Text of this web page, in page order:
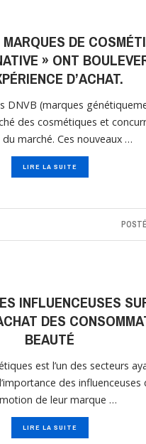
DE
» ONT
D’ACHAT.
DNVB (marques
des cosmétiques et
marché. Ces nouveaux …
LIRE LA SUITE
INFLUENCEUSES
DES
BEAUTÉ
est l’un des secteurs
des influenceuses
de leur marque …
LIRE LA SUITE